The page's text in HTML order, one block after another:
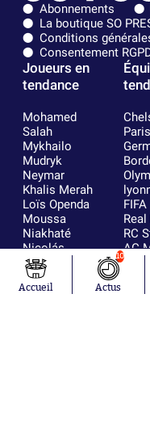
Abonnements
La boutique SO
Conditions
Consentement
Joueurs en
tendance
Mohamed
Salah
Mykhailo
Mudryk
Neymar
Khalis Merah
Loïs Openda
Moussa
Niakhaté
Nicolás
Tagliafico
Pavel Šulc
Josh Maja
FIFA
RC
AC
Accueil
10
Actus